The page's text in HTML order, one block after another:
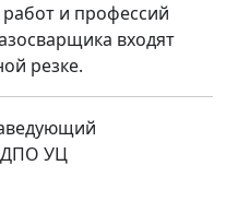
и профессий
входят
резке.
ДПО УЦ